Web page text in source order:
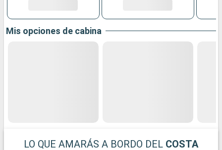
Mis opciones de cabina
LO QUE AMARÁS A BORDO DEL COSTA